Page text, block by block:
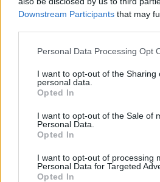
Downstream Participants that may
Personal Data Processing Opt
I want to opt-out of the Sharing
personal data.
Opted In
I want to opt-out of the Sale of
Personal Data.
Opted In
I want to opt-out of processing
Personal Data for Targeted
Opted In